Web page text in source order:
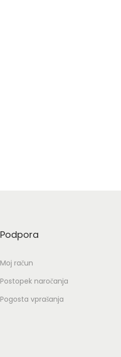
Podpora
Moj račun
Postopek naročanja
Pogosta vprašanja